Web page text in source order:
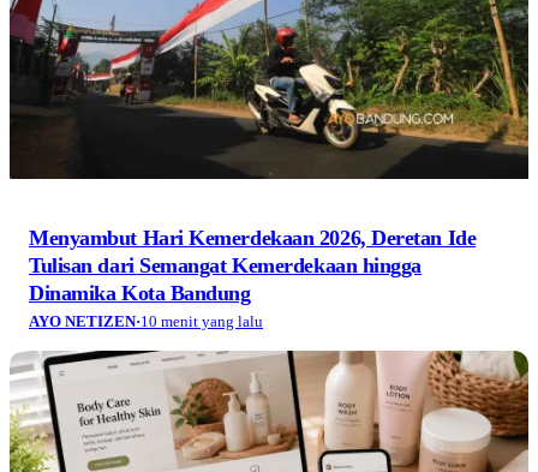
Menyambut Hari Kemerdekaan 2026, Deretan Ide
Tulisan dari Semangat Kemerdekaan hingga
Dinamika Kota Bandung
AYO NETIZEN·10 menit yang lalu